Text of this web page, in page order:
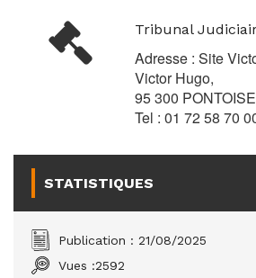
Tribunal
Adresse : Site
Victor Hugo,
95 300 PONTOISE
Tel : 01 72 58 70
STATISTIQUES
Publication : 21/08/2025
Vues :2592